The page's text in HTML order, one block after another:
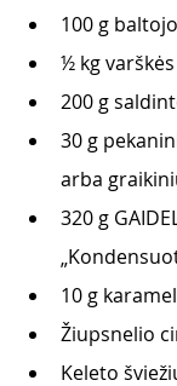
100 g
½ kg varškės
200 g
30 g
arba
320 g
10 g
Žiupsnelio
Keleto